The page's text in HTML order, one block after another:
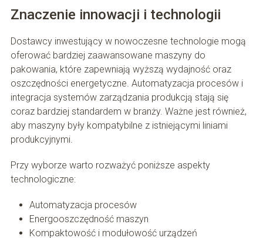
Znaczenie innowacji i technologii
Dostawcy inwestujący w nowoczesne technologie mogą
oferować bardziej zaawansowane maszyny do
pakowania, które zapewniają wyższą wydajność oraz
oszczędności energetyczne. Automatyzacja procesów i
integracja systemów zarządzania produkcją stają się
coraz bardziej standardem w branży. Ważne jest również,
aby maszyny były kompatybilne z istniejącymi liniami
produkcyjnymi.
Przy wyborze warto rozważyć poniższe aspekty
technologiczne:
Automatyzacja procesów
Energooszczędność maszyn
Kompaktowość i modułowość urządzeń